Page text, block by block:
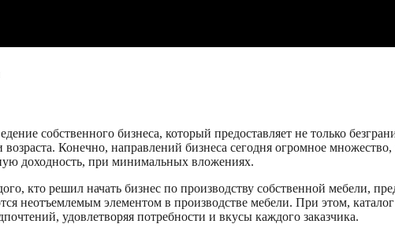
собственного бизнеса, который предоставляет не только
Конечно, направлений бизнеса сегодня огромное
доходность, при минимальных вложениях.
кто решил начать бизнес по производству собственной мебели,
неотъемлемым элементом в производстве мебели. При этом,
удовлетворяя потребности и вкусы каждого заказчика.